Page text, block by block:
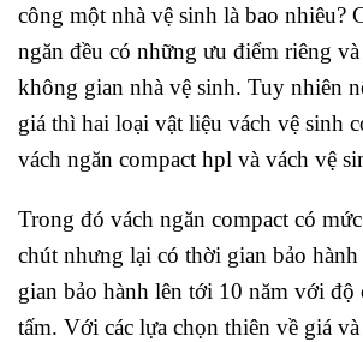
công một nhà vệ sinh là bao nhiêu?
ngăn đều có những ưu điểm riêng
không gian nhà vệ sinh. Tuy nhiên
giá thì hai loại vật liệu vách vệ sinh
vách ngăn compact hpl và vách vệ
Trong đó vách ngăn compact có
chút nhưng lại có thời gian bảo
gian bảo hành lên tới 10 năm với độ
tấm. Với các lựa chọn thiên về giá